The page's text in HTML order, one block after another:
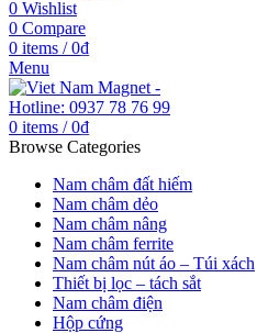
0 Wishlist
0 Compare
0 items / 0₫
Menu
0 items / 0₫
Browse Categories
Nam châm đất hiếm
Nam châm dẻo
Nam châm nâng
Nam châm ferrite
Nam châm nút áo – Túi xách
Thiết bị lọc – tách sắt
Nam châm điện
Hộp cứng